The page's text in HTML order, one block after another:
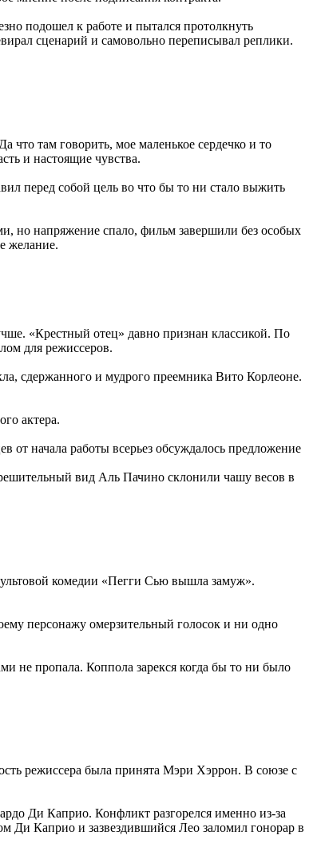
подошел к работе и пытался протолкнуть
сценарий и самовольно переписывал реплики.
там говорить, мое маленькое сердечко и то
и настоящие чувства.
перед собой цель во что бы то ни стало выжить
но напряжение спало, фильм завершили без особых
желание.
«Крестный отец» давно признан классикой. По
для режиссеров.
сдержанного и мудрого преемника Вито Корлеоне.
актера.
от начала работы всерьез обсуждалось предложение
вид Аль Пачино склонили чашу весов в
комедии «Пегги Сью вышла замуж».
персонажу омерзительный голосок и ни одно
не пропала. Коппола зарекся когда бы то ни было
режиссера была принята Мэри Хэррон. В союзе с
Ди Каприо. Конфликт разгорелся именно из-за
Ди Каприо и зазвездившийся Лео заломил гонорар в